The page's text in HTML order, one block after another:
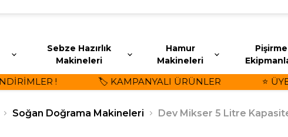
Sebze Hazırlık
Makineleri
Hamur
Makineleri
Pişirme
! 🏷️ KAMPANYALI ÜRÜNLER ⭐
Soğan Doğrama Makineleri Dev Mikser 5 Litre